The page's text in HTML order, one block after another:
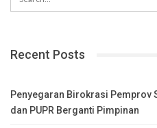
Recent Posts
Penyegaran Birokrasi Pemprov
dan PUPR Berganti Pimpinan